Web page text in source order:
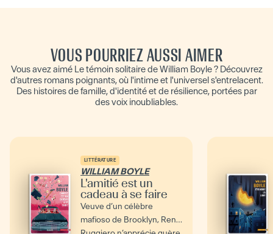
VOUS POURRIEZ AUSSI AIMER
Vous avez aimé Le témoin solitaire de William Boyle ? Découvrez
d'autres romans poignants, où l'intime et l'universel s'entrelacent.
Des histoires de famille, d'identité et de résilience, portées par
des voix inoubliables.
LITTÉRATURE
WILLIAM BOYLE
L'amitié est un
cadeau à se faire
Veuve d’un célèbre
mafioso de Brooklyn, Rena